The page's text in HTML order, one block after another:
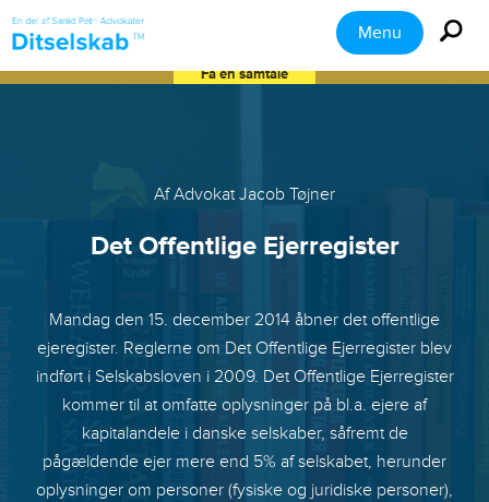
Menu
Af Advokat Jacob Tøjner
Det Offentlige Ejerregister
Mandag den 15. december 2014 åbner det offentlige
ejeregister. Reglerne om Det Offentlige Ejerregister blev
indført i Selskabsloven i 2009. Det Offentlige Ejerregister
kommer til at omfatte oplysninger på bl.a. ejere af
kapitalandele i danske selskaber, såfremt de
pågældende ejer mere end 5% af selskabet, herunder
oplysninger om personer (fysiske og juridiske personer),
Få en samtale